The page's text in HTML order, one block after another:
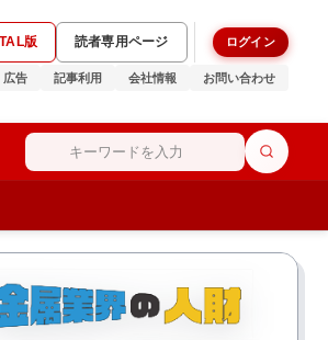
版 読者専用ページ ログイン
広告 記事利用 会社情報 お問い合わせ